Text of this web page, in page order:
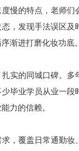
慢的特点，老师
，发现手法误区
渐进打磨化妆功底。
实的同城口碑。
毕业学员从业一
力的信赖。
，覆盖日常通勤